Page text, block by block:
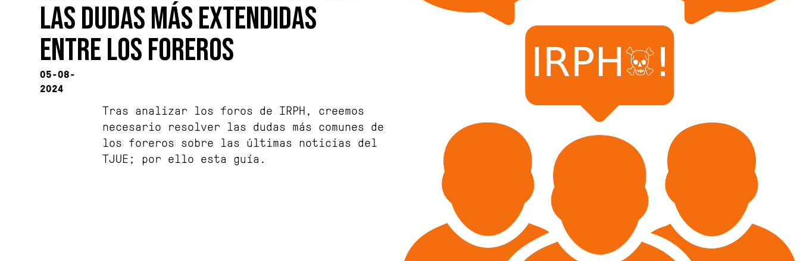
LAS DUDAS MÁS EXTENDIDAS
ENTRE LOS FOREROS
Tras analizar los foros de IRPH, creemos
necesario resolver las dudas más comunes de
los foreros sobre las últimas noticias del
TJUE; por ello esta guía.
05-08-
2024